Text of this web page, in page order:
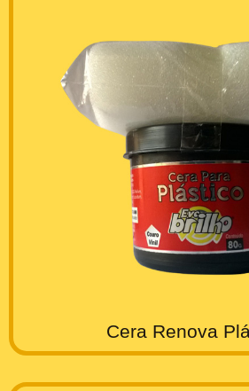
Cera Renova